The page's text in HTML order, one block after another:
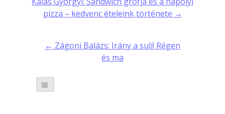
Post
pizza – kedvenc ételeink története →
← Zágoni Balázs: Irány a suli! Régen
és ma